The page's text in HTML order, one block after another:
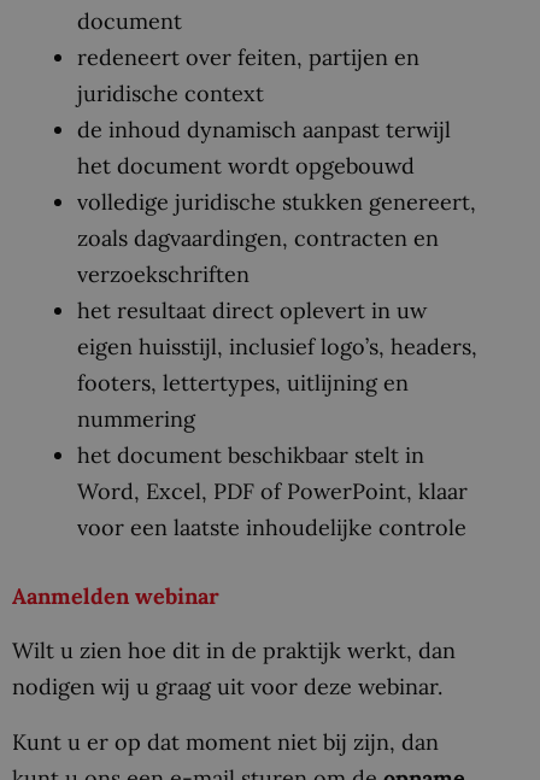
document
redeneert over feiten, partijen en
juridische context
de inhoud dynamisch aanpast terwijl
het document wordt opgebouwd
volledige juridische stukken genereert,
zoals dagvaardingen, contracten en
verzoekschriften
het resultaat direct oplevert in uw
eigen huisstijl, inclusief logo’s, headers,
footers, lettertypes, uitlijning en
nummering
het document beschikbaar stelt in
Word, Excel, PDF of PowerPoint, klaar
voor een laatste inhoudelijke controle
Aanmelden webinar
Wilt u zien hoe dit in de praktijk werkt, dan
nodigen wij u graag uit voor deze webinar.
Kunt u er op dat moment niet bij zijn, dan